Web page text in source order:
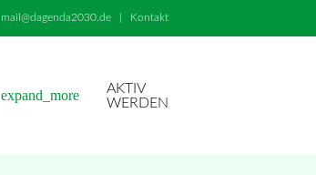
mail@dagenda2030.de Kontakt
expand_more
AKTIV
WERDEN